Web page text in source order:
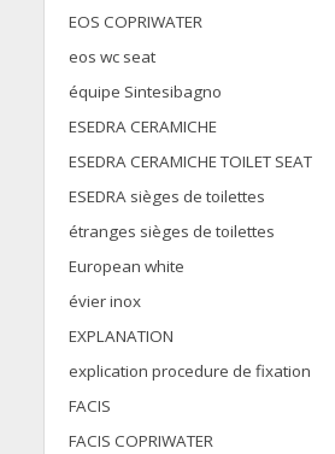
EOS COPRIWATER
eos wc seat
équipe Sintesibagno
ESEDRA CERAMICHE
ESEDRA CERAMICHE TOILET SEAT
ESEDRA sièges de toilettes
étranges sièges de toilettes
European white
évier inox
EXPLANATION
explication procedure de fixation
FACIS
FACIS COPRIWATER